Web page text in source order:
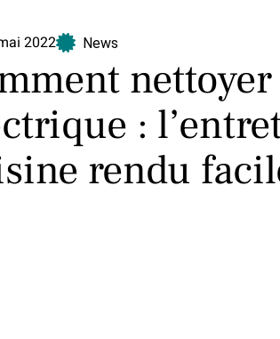
2022 News
:
rendu